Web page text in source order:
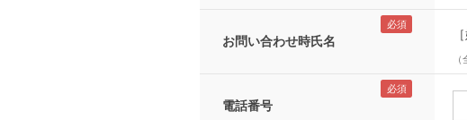
お問い合わせ時氏名
電話番号